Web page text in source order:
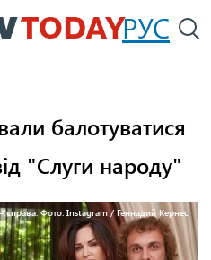
Перейти
до
РУС
балотуватися
"Слуги народу"
Фото: Instagram / Геннадий Кернес